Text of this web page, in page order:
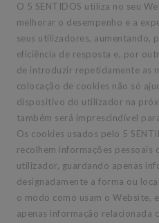
O 5 SENTIDOS utiliza no seu
melhorar o desempenho e a
seus utilizadores, aumentando,
eficiência de resposta e, por
de introduzir repetidamente as
colocação de cookies não só
dispositivo do utilizador na
também será imprescindível
Os cookies usados pelo 5
recolhem informações pessoais
utilizador, guardando apenas
designadamente a forma ou
o modo como usam o Website,
apenas informação relacionada